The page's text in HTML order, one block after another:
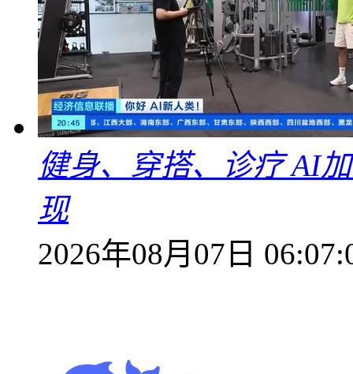
健身、穿搭、诊疗 AI
现
2026年08月07日